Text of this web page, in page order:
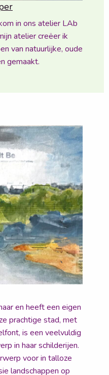
in ons atelier LAb
atelier creëer ik
van natuurlijke, oude
gemaakt.
en heeft een eigen
prachtige stad, met
is een veelvuldig
in haar schilderijen.
voor in talloze
landschappen op